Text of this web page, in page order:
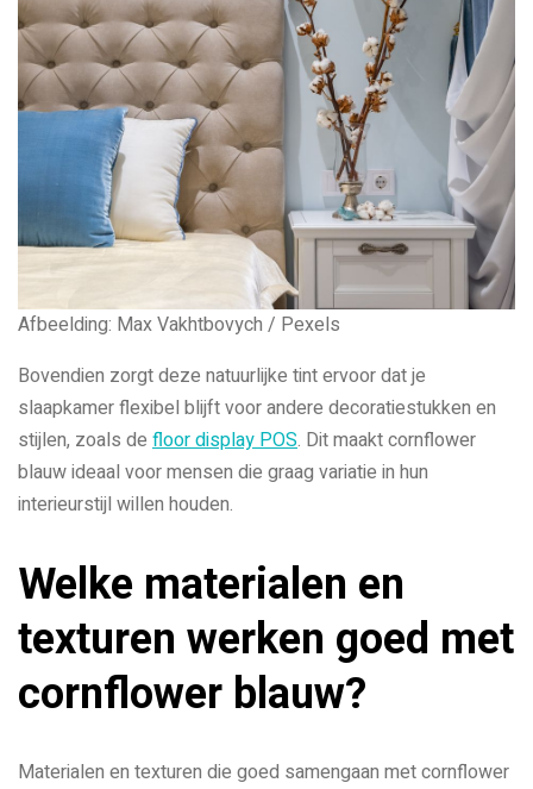
Afbeelding: Max Vakhtbovych / Pexels
Bovendien zorgt deze natuurlijke tint ervoor dat je
slaapkamer flexibel blijft voor andere decoratiestukken en
stijlen, zoals de floor display POS. Dit maakt cornflower
blauw ideaal voor mensen die graag variatie in hun
interieurstijl willen houden.
Welke materialen en
texturen werken goed met
cornflower blauw?
Materialen en texturen die goed samengaan met cornflower